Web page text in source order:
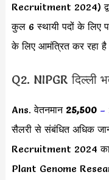
Recruitment 2024)
कुल 6 स्थायी पदों के लिए
के लिए आमंत्रित कर रहा
Q2. NIPGR दिल्ली
Ans. वेतनमान 25,500 –
सैलरी से संबंधित अधिक
Recruitment 2024
Plant Genome